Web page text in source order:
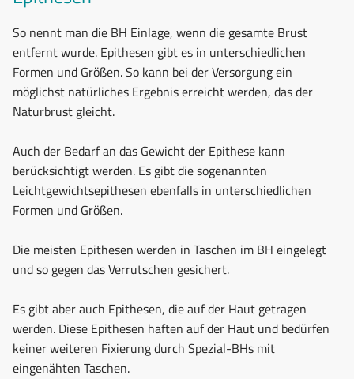
So nennt man die BH Einlage, wenn die gesamte Brust
entfernt wurde. Epithesen gibt es in unterschiedlichen
Formen und Größen. So kann bei der Versorgung ein
möglichst natürliches Ergebnis erreicht werden, das der
Naturbrust gleicht.
Auch der Bedarf an das Gewicht der Epithese kann
berücksichtigt werden. Es gibt die sogenannten
Leichtgewichtsepithesen ebenfalls in unterschiedlichen
Formen und Größen.
Die meisten Epithesen werden in Taschen im BH eingelegt
und so gegen das Verrutschen gesichert.
Es gibt aber auch Epithesen, die auf der Haut getragen
werden. Diese Epithesen haften auf der Haut und bedürfen
keiner weiteren Fixierung durch Spezial-BHs mit
eingenähten Taschen.